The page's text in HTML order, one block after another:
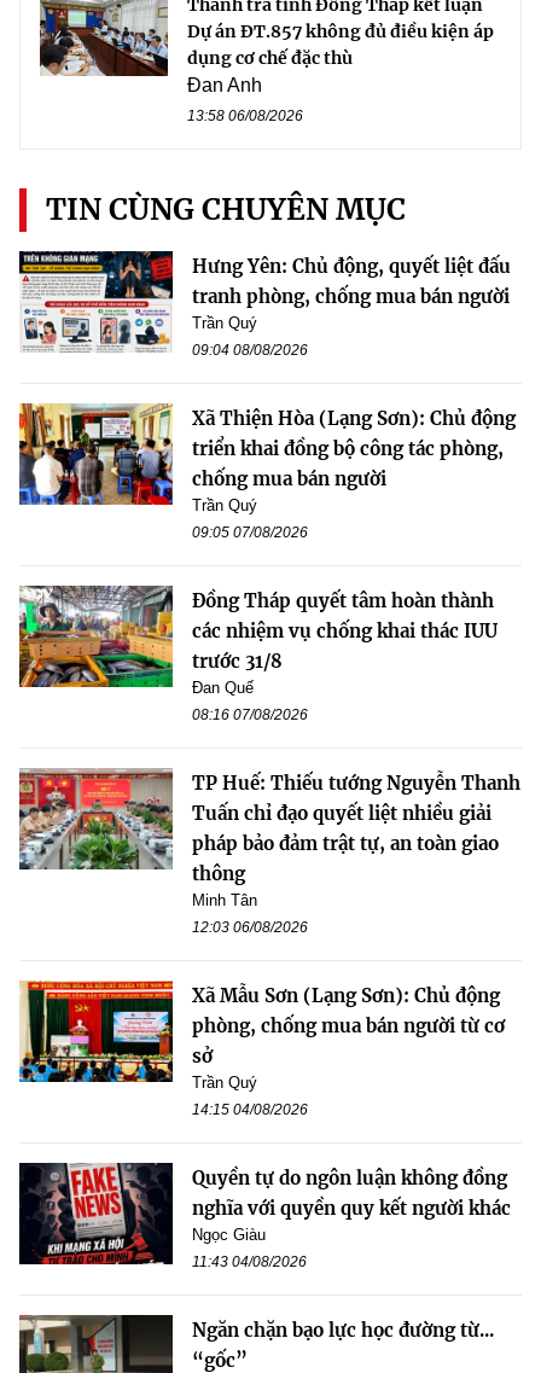
Dự án ĐT.857 không đủ điều kiện áp
dụng cơ chế đặc thù
Đan Anh
13:58 06/08/2026
TIN CÙNG CHUYÊN MỤC
Hưng Yên: Chủ động, quyết liệt đấu
tranh phòng, chống mua bán người
Trần Quý
09:04 08/08/2026
Xã Thiện Hòa (Lạng Sơn): Chủ động
triển khai đồng bộ công tác phòng,
chống mua bán người
Trần Quý
09:05 07/08/2026
Đồng Tháp quyết tâm hoàn thành
các nhiệm vụ chống khai thác IUU
trước 31/8
Đan Quế
08:16 07/08/2026
TP Huế: Thiếu tướng Nguyễn Thanh
Tuấn chỉ đạo quyết liệt nhiều giải
pháp bảo đảm trật tự, an toàn giao
thông
Minh Tân
12:03 06/08/2026
Xã Mẫu Sơn (Lạng Sơn): Chủ động
phòng, chống mua bán người từ cơ
sở
Trần Quý
14:15 04/08/2026
Quyền tự do ngôn luận không đồng
nghĩa với quyền quy kết người khác
Ngọc Giàu
11:43 04/08/2026
Ngăn chặn bạo lực học đường từ...
“gốc”